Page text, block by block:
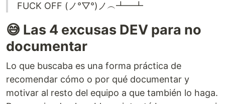
FUCK OFF (ノ°▽°)ノ︵┻━┻
😅 Las 4 excusas DEV para no
documentar
Lo que buscaba es una forma práctica de
recomendar cómo o por qué documentar y
motivar al resto del equipo a que también lo haga.